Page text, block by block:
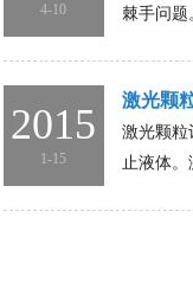
4-10
棘手问题
2015
1-15
激光颗
激光颗粒
止液体。